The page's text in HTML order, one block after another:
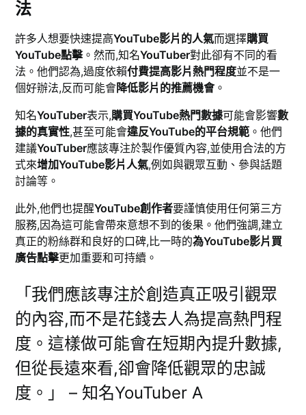
法
許多人想要快速提高YouTube影片的人氣而選擇購買
YouTube點擊。然而,知名YouTuber對此卻有不同的看
法。他們認為,過度依賴付費提高影片熱門程度並不是一
個好辦法,反而可能會降低影片的推薦機會。
知名YouTuber表示,購買YouTube熱門數據可能會影響數
據的真實性,甚至可能會違反YouTube的平台規範 。他們
建議YouTuber應該專注於製作優質內容,並使用合法的方
式來增加YouTube影片人氣,例如與觀眾互動、參與話題
討論等。
此外,他們也提醒YouTube創作者要謹慎使用任何第三方
服務,因為這可能會帶來意想不到的後果。他們強調,建立
真正的粉絲群和良好的口碑,比一時的為YouTube影片買
廣告點擊更加重要和可持續。
「我們應該專注於創造真正吸引觀眾
的內容,而不是花錢去人為提高熱門程
度。這樣做可能會在短期內提升數據,
但從長遠來看,卻會降低觀眾的忠誠
度。」 – 知名YouTuber A